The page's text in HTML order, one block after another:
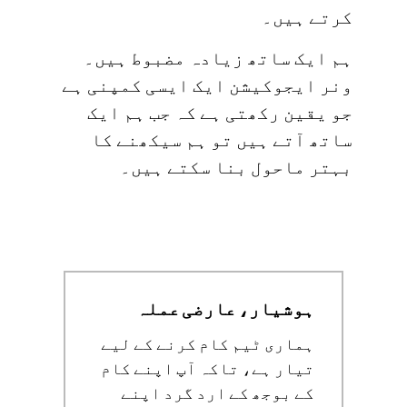
کرتے ہیں۔
ہم ایک ساتھ زیادہ مضبوط ہیں۔
ونر ایجوکیشن ایک ایسی کمپنی ہے
جو یقین رکھتی ہے کہ جب ہم ایک
ساتھ آتے ہیں تو ہم سیکھنے کا
بہتر ماحول بنا سکتے ہیں۔
ہوشیار، عارضی عملہ
ہماری ٹیم کام کرنے کے لیے
تیار ہے، تاکہ آپ اپنے کام
کے بوجھ کے ارد گرد اپنے